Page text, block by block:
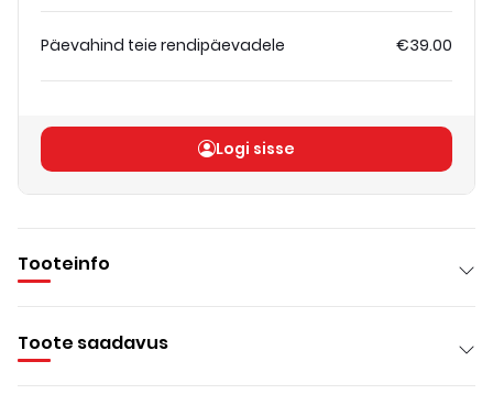
Päevahind teie rendipäevadele €39.00
Logi sisse
Tooteinfo
Toote saadavus